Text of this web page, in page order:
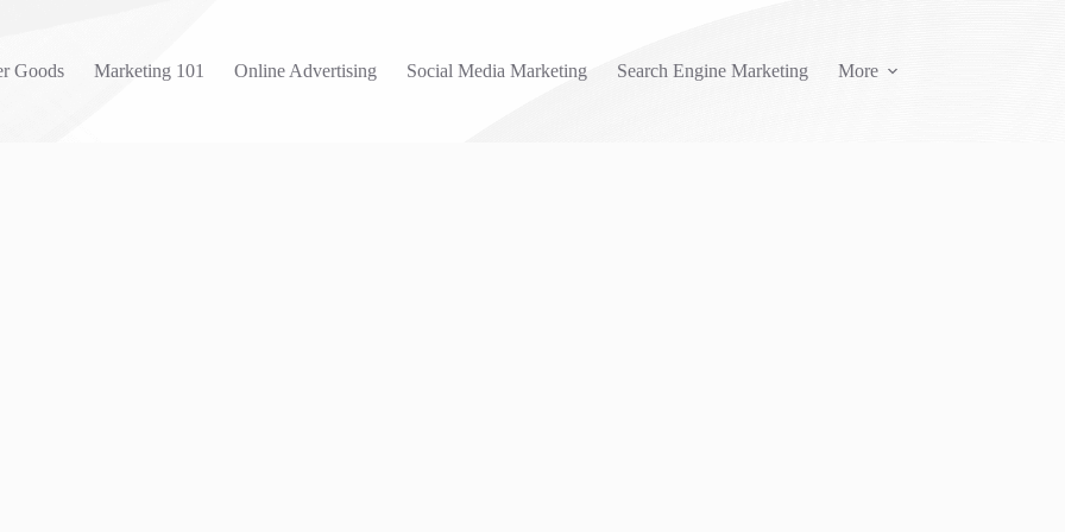
Goods Marketing 101 Online Advertising Social Media Marketing Search Engine Marketing More